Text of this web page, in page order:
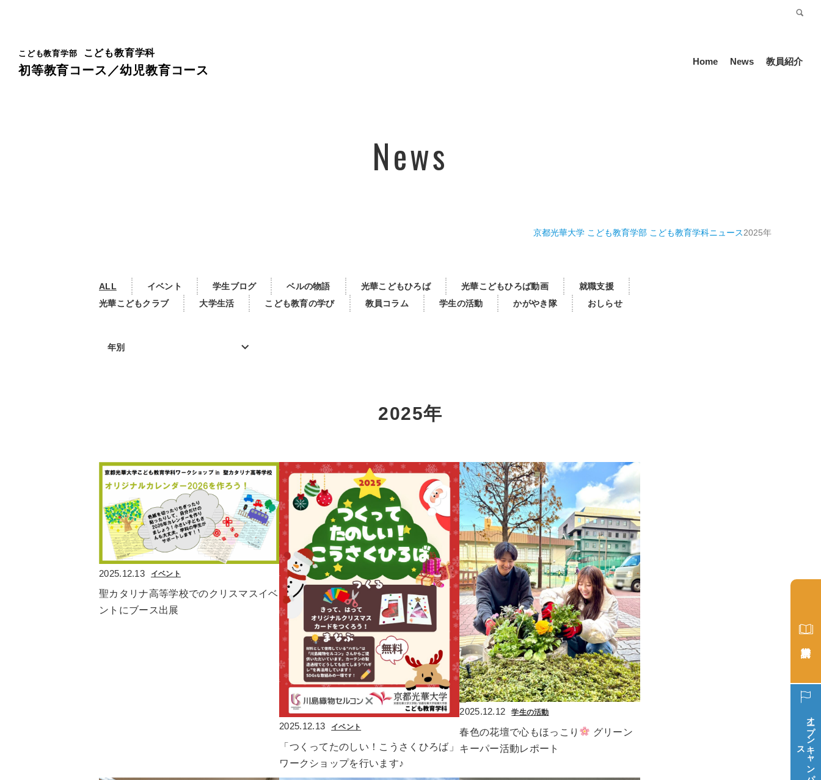
こども教育学部 こども教育学科
初等教育コース／幼児教育コース
Home News 教員紹介
News
京都光華大学 こども教育学部 こども教育学科ニュース2025年
ALL イベント 学生ブログ ベルの物語 光華こどもひろば 光華こどもひろば動画
就職支援
光華こどもクラブ
大学生活 こども教育の学び 教員コラム 学生の活動 かがやき隊 おしらせ
年別
2025年
2025.12.13 イベント
聖カタリナ高等学校でのクリスマスイベ
ントにブース出展
2025.12.13 イベント
「つくってたのしい！こうさくひろば」
ワークショップを行います♪
2025.12.12 学生の活動
春色の花壇で心もほっこり
グリーン
キーパー活動レポート
オープン
キ
ャ
ン
パ
ス